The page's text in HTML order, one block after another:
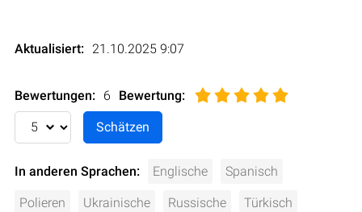
Aktualisiert: 21.10.2025 9:07
Bewertungen: 6 Bewertung:
In anderen Sprachen: Englische Spanisch
Polieren Ukrainische Russische Türkisch